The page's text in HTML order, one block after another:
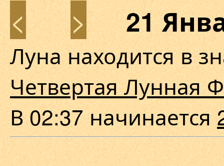
< > 21
Луна находится в
Четвертая Лунная
В 02:37 начинается